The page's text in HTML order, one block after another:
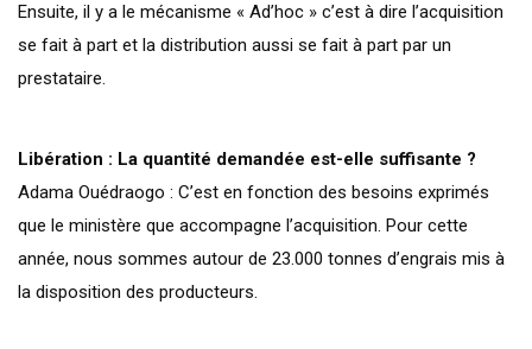
Ensuite, il y a le mécanisme « Ad’hoc » c’est à dire l’acquisition
se fait à part et la distribution aussi se fait à part par un
prestataire.
Libération : La quantité demandée est-elle suffisante ?
Adama Ouédraogo : C’est en fonction des besoins exprimés
que le ministère que accompagne l’acquisition. Pour cette
année, nous sommes autour de 23.000 tonnes d’engrais mis à
la disposition des producteurs.